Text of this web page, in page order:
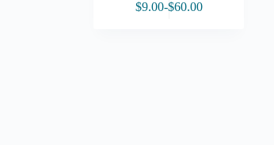
$9.00-$60.00
Rango